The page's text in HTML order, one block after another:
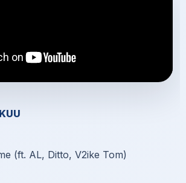
(ft. AL, Ditto, V2ike Tom)